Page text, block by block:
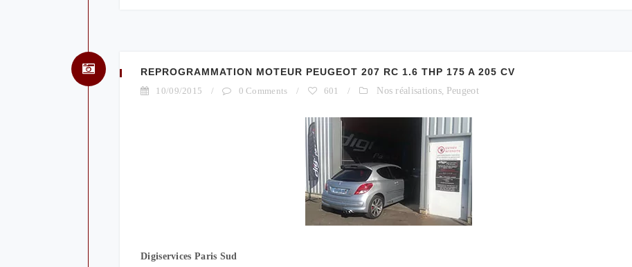
REPROGRAMMATION MOTEUR PEUGEOT 207 RC 1.6 THP 175 A 205 CV
10/09/2015 / 0 Comments / 601 / Nos réalisations, Peugeot
Digiservices Paris Sud